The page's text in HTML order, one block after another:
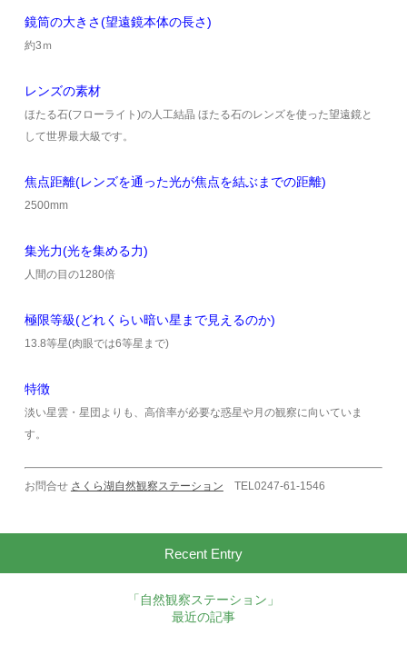
鏡筒の大きさ(望遠鏡本体の長さ)
約3ｍ
レンズの素材
ほたる石(フローライト)の人工結晶 ほたる石のレンズを使った望遠鏡と
して世界最大級です。
焦点距離(レンズを通った光が焦点を結ぶまでの距離)
2500mm
集光力(光を集める力)
人間の目の1280倍
極限等級(どれくらい暗い星まで見えるのか)
13.8等星(肉眼では6等星まで)
特徴
淡い星雲・星団よりも、高倍率が必要な惑星や月の観察に向いていま
す。
お問合せ さくら湖自然観察ステーション TEL0247-61-1546
Recent Entry
「自然観察ステーション」
最近の記事